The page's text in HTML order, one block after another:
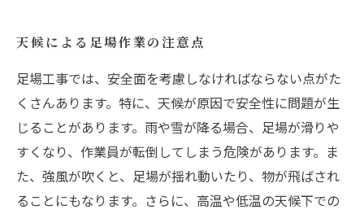
天候による足場作業の注意点
足場工事では、安全面を考慮しなければならない点がた
くさんあります。特に、天候が原因で安全性に問題が生
じることがあります。雨や雪が降る場合、足場が滑りや
すくなり、作業員が転倒してしまう危険があります。ま
た、強風が吹くと、足場が揺れ動いたり、物が飛ばされ
ることにもなります。さらに、高温や低温の天候下での